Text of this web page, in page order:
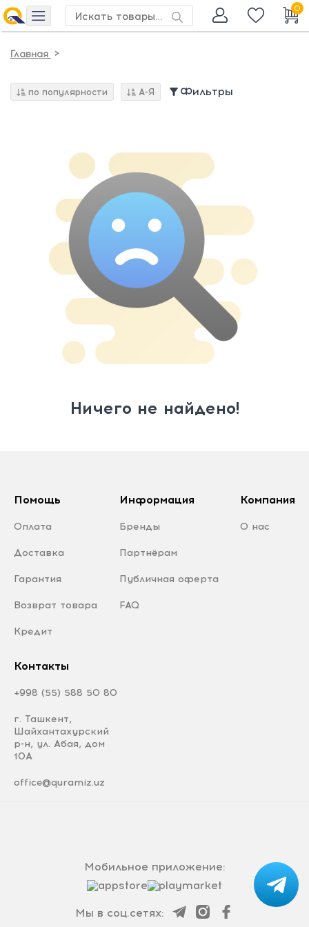
0
Главная >
по популярности А-Я Фильтры
Ничего не найдено!
Помощь
Оплата
Доставка
Гарантия
Возврат товара
Кредит
Информация
Бренды
Партнёрам
Публичная оферта
FAQ
Компания
О нас
Контакты
+998 (55) 588 50 80
г. Ташкент,
Шайхантахурский
р-н, ул. Абая, дом
10А
office@quramiz.uz
Мобильное приложение:
Мы в соц.сетях: